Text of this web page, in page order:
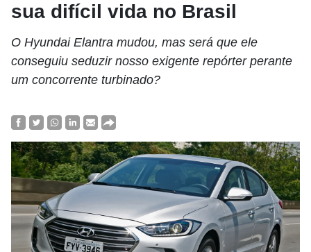
sua difícil vida no Brasil
O Hyundai Elantra mudou, mas será que ele
conseguiu seduzir nosso exigente repórter perante
um concorrente turbinado?